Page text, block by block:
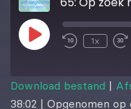
1x
DELEN
Download bestand |
38:02 | Opgenomen op